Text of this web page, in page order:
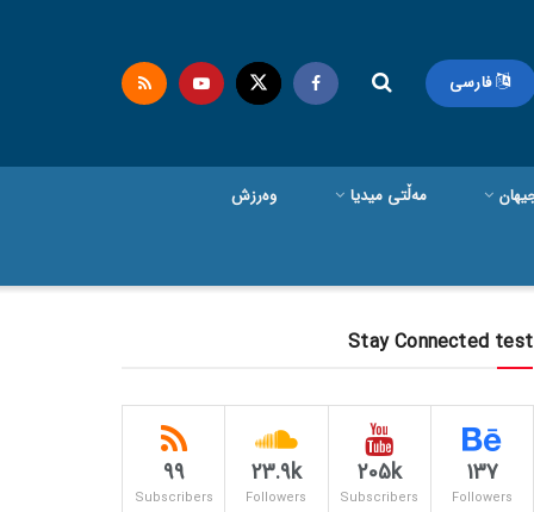
فارسی
مەڵتی میدیا وەرزش
Stay Connected test
137
Followers
205k
Subscribers
23.9k
Followers
99
Subscribers